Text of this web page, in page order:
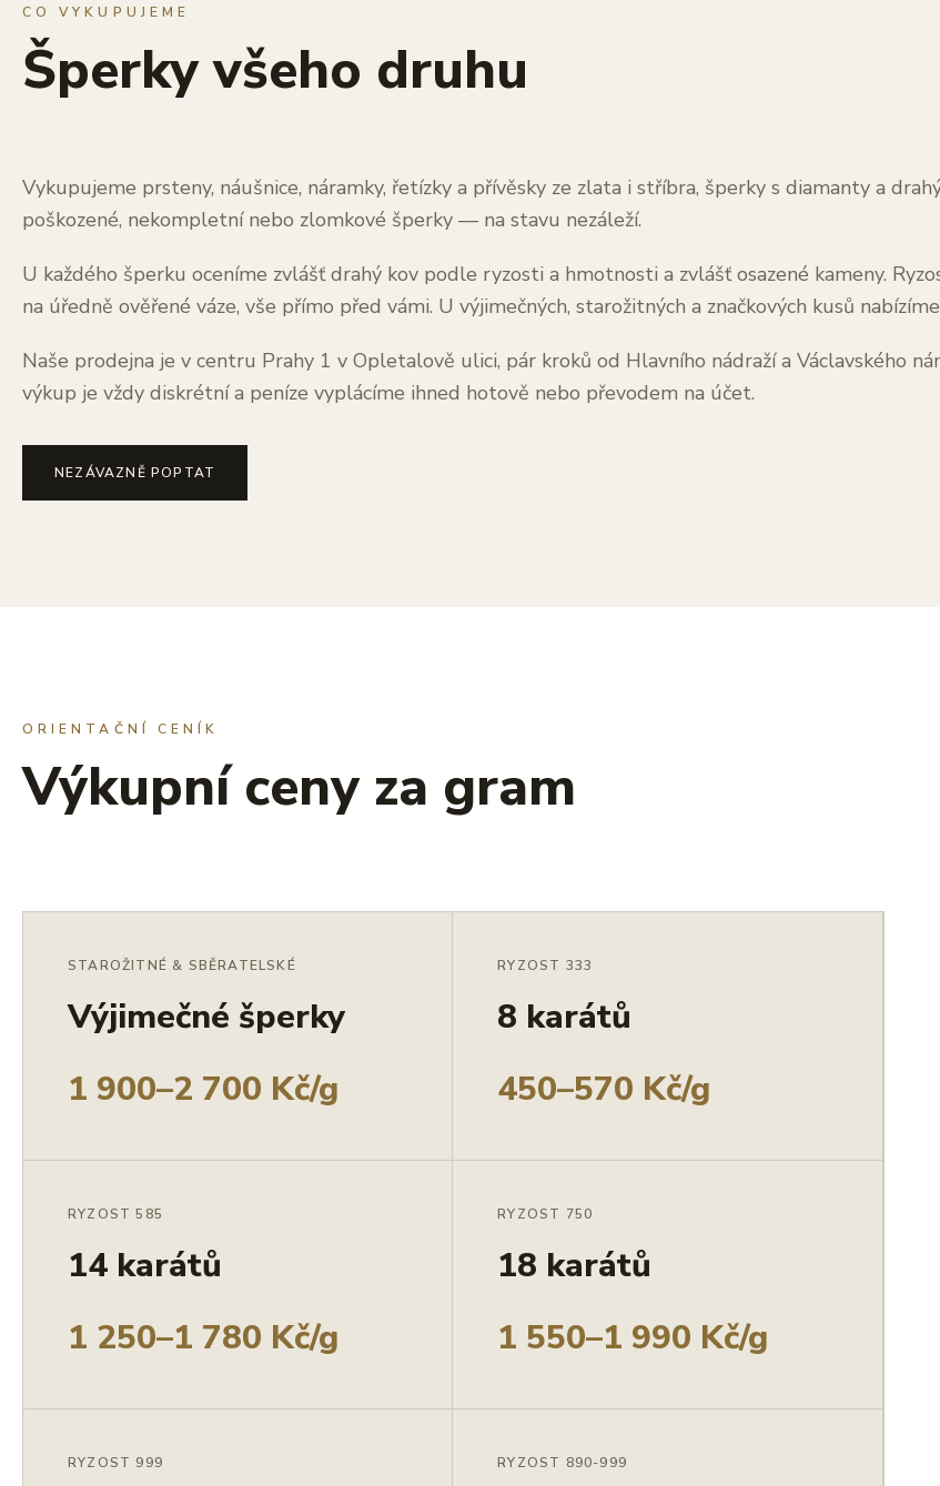
CO VYKUPUJEME
Šperky všeho druhu
Vykupujeme prsteny, náušnice, náramky, řetízky a přívěsky ze zlata i stříbra, šperky s diamanty a
poškozené, nekompletní nebo zlomkové šperky — na stavu nezáleží.
U každého šperku oceníme zvlášť drahý kov podle ryzosti a hmotnosti a zvlášť osazené kameny.
na úředně ověřené váze, vše přímo před vámi. U výjimečných, starožitných a značkových kusů
Naše prodejna je v centru Prahy 1 v Opletalově ulici, pár kroků od Hlavního nádraží a Václavského
výkup je vždy diskrétní a peníze vyplácíme ihned hotově nebo převodem na účet.
NEZÁVAZNĚ POPTAT
ORIENTAČNÍ CENÍK
Výkupní ceny za gram
STAROŽITNÉ & SBĚRATELSKÉ
Výjimečné šperky
1 900–2 700 Kč/g
RYZOST 333
8 karátů
450–570 Kč/g
RYZOST 585
14 karátů
1 250–1 780 Kč/g
RYZOST 750
18 karátů
1 550–1 990 Kč/g
RYZOST 999 RYZOST 890-999